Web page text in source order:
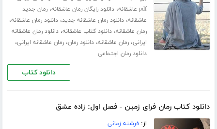
pdf عاشقانه ،دانلود رایگان رمان عاشقانه،رمان جدید
عاشقانه،دانلود رمان عاشقانه جدید،دانلود رمان عاشقانه،
رمان عاشقانه،دانلود کتاب عاشقانه،دانلود رمان عاشقانه
ایرانی،رمان عاشقانه،دانلود رمان،رمان عاشقانه ایرانی،
دانلود رمان اجتماعی
دانلود کتاب
دانلود کتاب رمان فرای زمین - فصل اول: زاده عشق
از:فرشته زمانی